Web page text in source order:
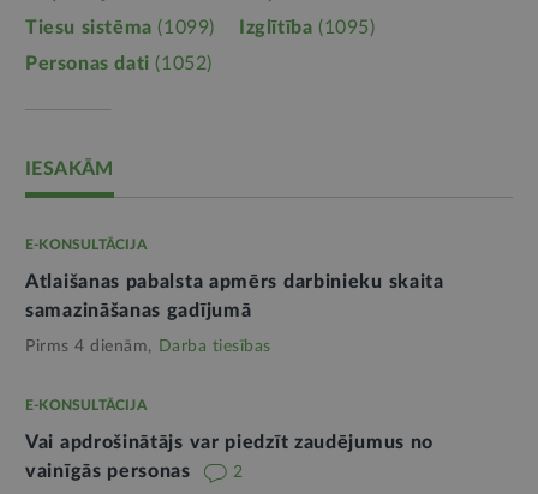
Tiesu sistēma (1099) Izglītība (1095)
Personas dati (1052)
IESAKĀM
E-KONSULTĀCIJA
Atlaišanas pabalsta apmērs darbinieku skaita
samazināšanas gadījumā
Pirms 4 dienām, Darba tiesības
E-KONSULTĀCIJA
Vai apdrošinātājs var piedzīt zaudējumus no
vainīgās personas
2